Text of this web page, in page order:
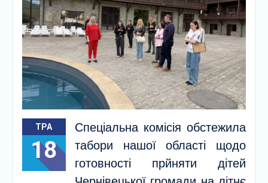
ТРА
18
Спеціальна комісія обстежила
табори нашої області щодо
готовності прйняти дітей